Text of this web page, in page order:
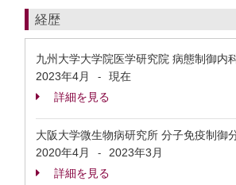
経歴
九州大学大学院医学研究院 病態制御内
2023年4月
-
現在
詳細を見る
大阪大学微生物病研究所 分子免疫制御
2020年4月
-
2023年3月
詳細を見る